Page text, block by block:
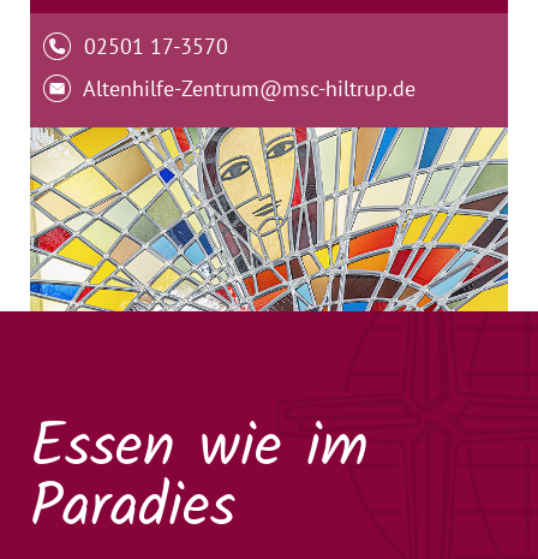
02501 17-3570
Altenhilfe-Zentrum@msc-hiltrup.de
Essen wie im
Paradies